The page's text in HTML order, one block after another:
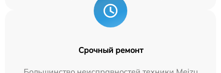
Срочный ремонт